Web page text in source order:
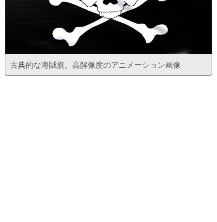
古典的な海賊旗。高解像度のアニメーション画像